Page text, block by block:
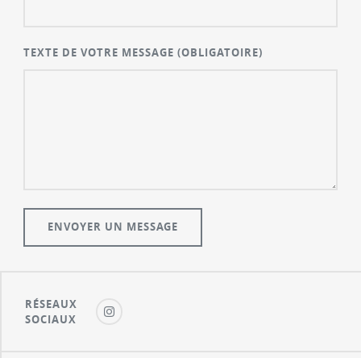
TEXTE DE VOTRE MESSAGE(OBLIGATOIRE)
RÉSEAUX
SOCIAUX